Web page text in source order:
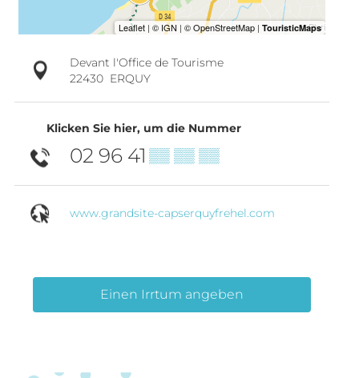
Devant l'Office de Tourisme
22430 ERQUY
Klicken Sie hier, um die Nummer
02 96 41 ▒▒ ▒▒ ▒▒
www.grandsite-capserquyfrehel.com
Einen Irrtum angeben